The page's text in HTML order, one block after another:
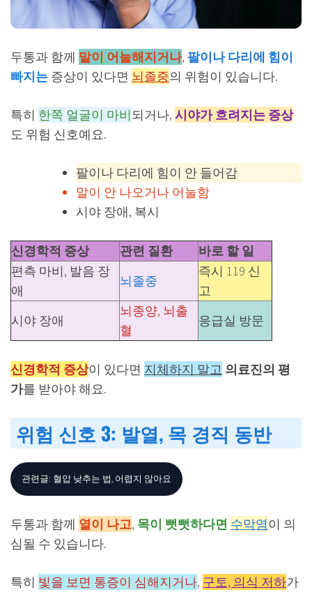
두통과 함께 말이 어눌해지거나, 팔이나 다리에 힘이
빠지는 증상이 있다면 뇌졸중의 위험이 있습니다.
특히 한쪽 얼굴이 마비되거나, 시야가 흐려지는 증상
도 위험 신호예요.
팔이나 다리에 힘이 안 들어감
말이 안 나오거나 어눌함
시야 장애, 복시
신경학적 증상 관련 질환
바로 할 일
편측 마비, 발음 장
애
뇌졸중
즉시 119 신
고
시야 장애
뇌종양, 뇌출
혈
응급실 방문
신경학적 증상이 있다면 지체하지 말고 의료진의 평
가를 받아야 해요.
위험 신호 3: 발열, 목 경직 동반
관련글: 혈압 낮추는 법, 어렵지 않아요
두통과 함께 열이 나고, 목이 뻣뻣하다면 수막염이 의
심될 수 있습니다.
특히 빛을 보면 통증이 심해지거나, 구토, 의식 저하가